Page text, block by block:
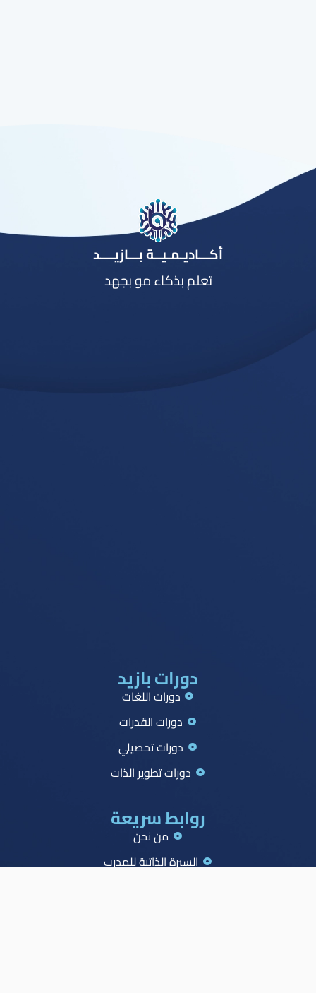
أكـــاديـمـيــة بـــازيــــد
تعلم بذكاء مو بجهد
دورات بازيد
دورات اللغات
دورات القدرات
دورات تحصيلي
دورات تطوير الذات
روابط سريعة
من نحن
السيرة الذاتية للمدرب